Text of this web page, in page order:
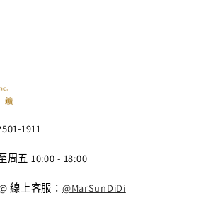
1911
周五 10:00 - 18:00
線上客服： @MarSunDiDi